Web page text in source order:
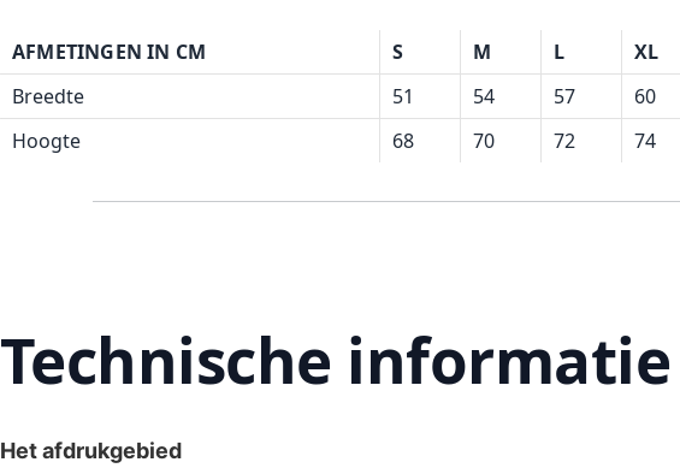
AFMETINGEN IN CM S M L XL
Breedte
51 54 57 60
Hoogte
68 70 72 74
Technische informatie
Het afdrukgebied